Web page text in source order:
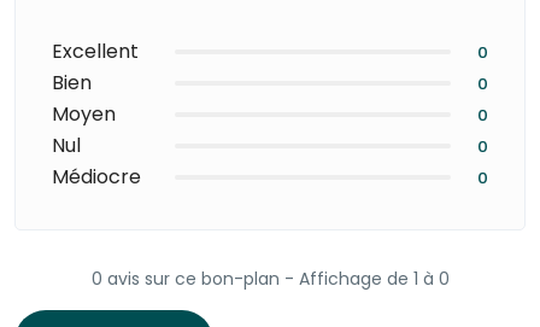
Excellent 0
Bien 0
Moyen 0
Nul 0
Médiocre 0
0 avis sur ce bon-plan - Affichage de 1 à 0